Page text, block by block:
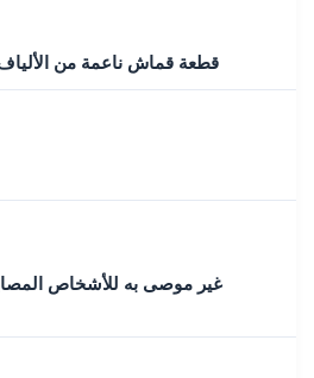
قطعة قماش ناعمة من الألياف
غير موصى به للأشخاص